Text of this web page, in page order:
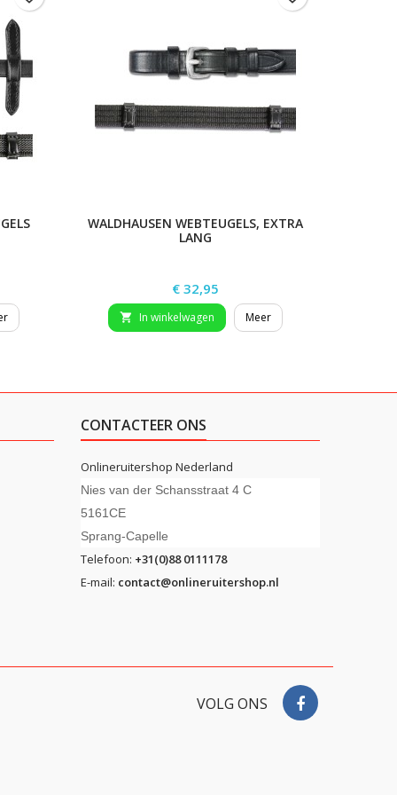
WALDHAUSEN WEBTEUGELS, EXTRA
LANG
Prijs
€ 32,95
 In winkelwagen Meer
CONTACTEER ONS
Onlineruitershop Nederland
Nies van der Schansstraat 4 C
5161CE
Sprang-Capelle
Telefoon: +31(0)88 0111178
E-mail: contact@onlineruitershop.nl
VOLG ONS